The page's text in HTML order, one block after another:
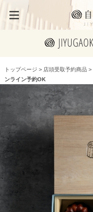
トップページ > 店頭受取予約商品>
ンライン予約OK